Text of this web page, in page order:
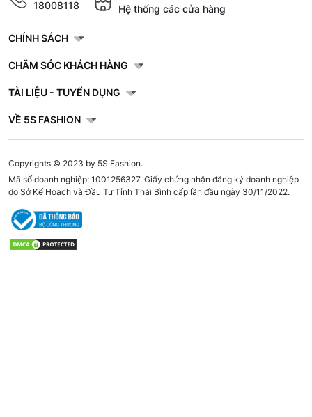
18008118 Hệ thống các cửa hàng
CHÍNH SÁCH
CHĂM SÓC KHÁCH HÀNG
TÀI LIỆU - TUYỂN DỤNG
VỀ 5S FASHION
Copyrights © 2023 by 5S Fashion.
Mã số doanh nghiệp: 1001256327. Giấy chứng nhận đăng ký doanh nghiệp
do Sở Kế Hoạch và Đầu Tư Tỉnh Thái Bình cấp lần đầu ngày 30/11/2022.